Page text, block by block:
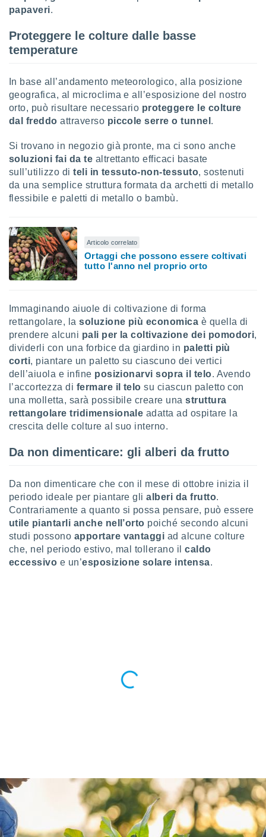
" o
cookie
sito
il
dei
su
e/o
la
creare
la
profili
per
profili
degli
o la
di
nostri
papaveri.
Proteggere le colture dalle basse
temperature
In base all’andamento meteorologico, alla posizione
geografica, al microclima e all’esposizione del nostro
orto, può risultare necessario proteggere le colture
dal freddo attraverso piccole serre o tunnel .
Si trovano in negozio già pronte, ma ci sono anche
soluzioni fai da te altrettanto efficaci basate
sull’utilizzo diteli in tessuto-non-tessuto, sostenuti
da una semplice struttura formata da archetti di metallo
flessibile e paletti di metallo o bambù.
Articolo correlato
Ortaggi che possono essere coltivati
tutto l'anno nel proprio orto
Immaginando aiuole di coltivazione di forma
rettangolare, lasoluzione più economica è quella di
prendere alcuni pali per la coltivazione dei pomodori,
dividerli con una forbice da giardino in paletti più
corti, piantare un paletto su ciascuno dei vertici
dell’aiuola e infine posizionarvi sopra il telo. Avendo
l’accortezza di fermare il telo su ciascun paletto con
una molletta, sarà possibile creare unastruttura
rettangolare tridimensionale adatta ad ospitare la
crescita delle colture al suo interno.
Da non dimenticare: gli alberi da frutto
Da non dimenticare che con il mese di ottobre inizia il
periodo ideale per piantare gli alberi da frutto.
Contrariamente a quanto si possa pensare, può essere
utile piantarli anche nell’orto poiché secondo alcuni
studi possono apportare vantaggi ad alcune colture
che, nel periodo estivo, mal tollerano ilcaldo
eccessivo e un’esposizione solare intensa.